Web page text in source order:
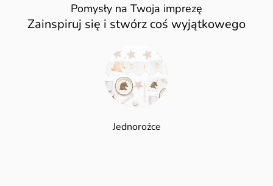
Pomysły na Twoja imprezę
Zainspiruj się i stwórz coś wyjątkowego
Jednorożce